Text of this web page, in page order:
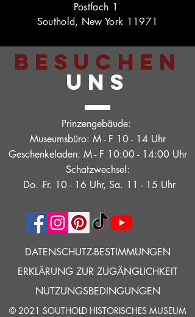
Postfach 1
Southold, New York 11971
BESUCHEN
UNS
Prinzengebäude:
Museumsbüro: M - F 10 - 14 Uhr
Geschenkeladen: M - F 10:00 - 14:00 Uhr
Schatzwechsel:
Do. -Fr. 10 - 16 Uhr, Sa. 11 - 15 Uhr
DATENSCHUTZ-BESTIMMUNGEN
ERKLÄRUNG ZUR ZUGÄNGLICHKEIT
NUTZUNGSBEDINGUNGEN
© 2021 SOUTHOLD HISTORISCHES MUSEUM